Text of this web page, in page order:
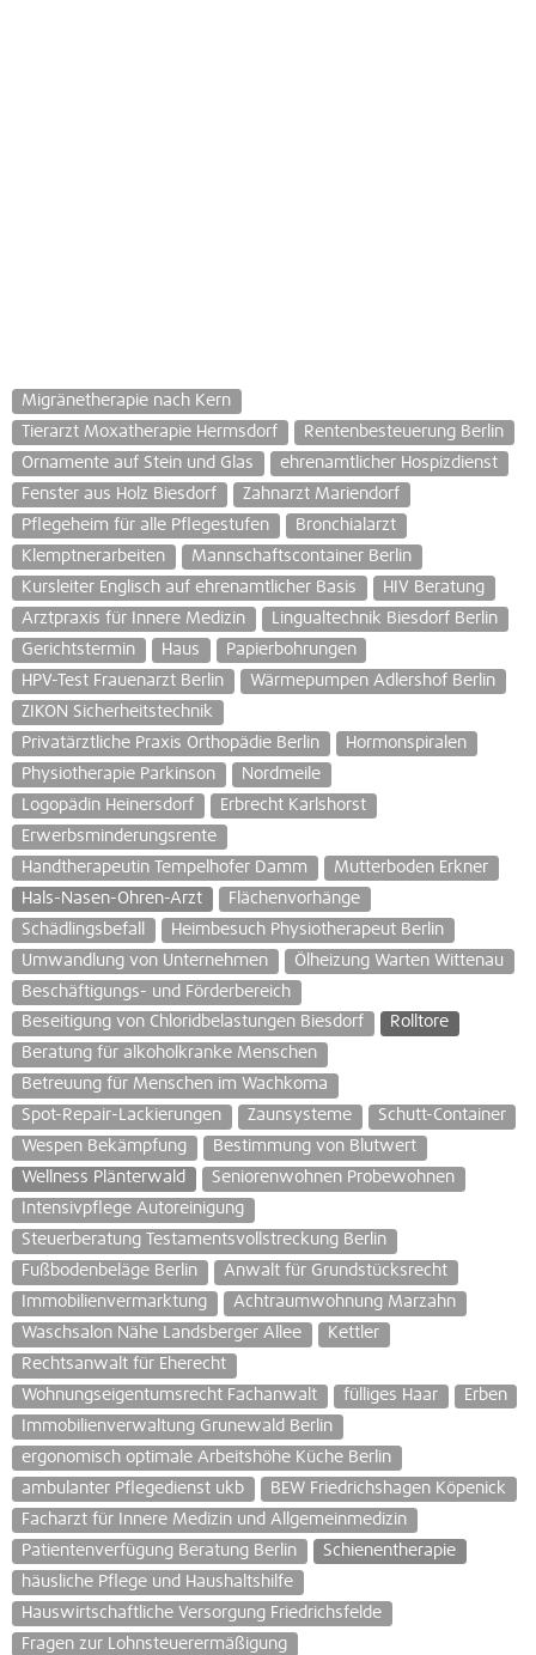
Migränetherapie nach Kern
Tierarzt Moxatherapie Hermsdorf
Rentenbesteuerung Berlin
Ornamente auf Stein und Glas
ehrenamtlicher Hospizdienst
Fenster aus Holz Biesdorf
Zahnarzt Mariendorf
Pflegeheim für alle Pflegestufen
Bronchialarzt
Klemptnerarbeiten
Mannschaftscontainer Berlin
Kursleiter Englisch auf ehrenamtlicher Basis
HIV Beratung
Arztpraxis für Innere Medizin
Lingualtechnik Biesdorf Berlin
Gerichtstermin
Haus
Papierbohrungen
HPV-Test Frauenarzt Berlin
Wärmepumpen Adlershof Berlin
ZIKON Sicherheitstechnik
Privatärztliche Praxis Orthopädie Berlin
Hormonspiralen
Physiotherapie Parkinson
Nordmeile
Logopädin Heinersdorf
Erbrecht Karlshorst
Erwerbsminderungsrente
Handtherapeutin Tempelhofer Damm
Mutterboden Erkner
Hals-Nasen-Ohren-Arzt
Flächenvorhänge
Schädlingsbefall
Heimbesuch Physiotherapeut Berlin
Umwandlung von Unternehmen
Ölheizung Warten Wittenau
Beschäftigungs- und Förderbereich
Beseitigung von Chloridbelastungen Biesdorf
Rolltore
Beratung für alkoholkranke Menschen
Betreuung für Menschen im Wachkoma
Spot-Repair-Lackierungen
Zaunsysteme
Schutt-Container
Wespen Bekämpfung
Bestimmung von Blutwert
Wellness Plänterwald
Seniorenwohnen Probewohnen
Intensivpflege Autoreinigung
Steuerberatung Testamentsvollstreckung Berlin
Fußbodenbeläge Berlin
Anwalt für Grundstücksrecht
Immobilienvermarktung
Achtraumwohnung Marzahn
Waschsalon Nähe Landsberger Allee
Kettler
Rechtsanwalt für Eherecht
Wohnungseigentumsrecht Fachanwalt
fülliges Haar
Erben
Immobilienverwaltung Grunewald Berlin
ergonomisch optimale Arbeitshöhe Küche Berlin
ambulanter Pflegedienst ukb
BEW Friedrichshagen Köpenick
Facharzt für Innere Medizin und Allgemeinmedizin
Patientenverfügung Beratung Berlin
Schienentherapie
häusliche Pflege und Haushaltshilfe
Hauswirtschaftliche Versorgung Friedrichsfelde
Fragen zur Lohnsteuerermäßigung